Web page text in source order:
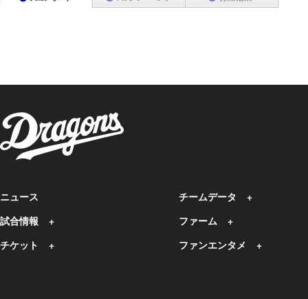
ニュース
試合情報
チケット
チームデータ
ファーム
ファンエンタメ